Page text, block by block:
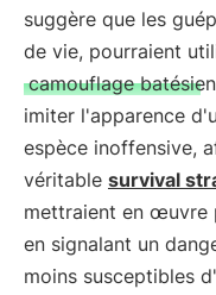
suggère que les
de vie, pourraient
camouflage batésien
imiter l'apparence
espèce inoffensive,
véritable survival
mettraient en œuvre
en signalant un
moins susceptibles